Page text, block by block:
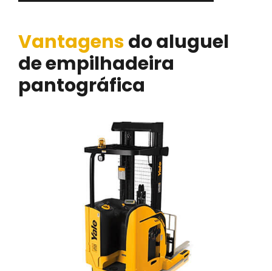
Vantagensdo aluguel
de empilhadeira
pantográfica